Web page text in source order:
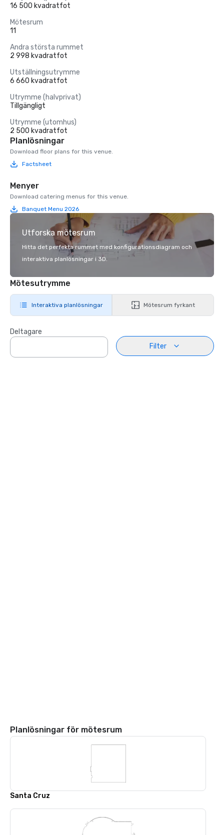
16 500 kvadratfot
Mötesrum
11
Andra största rummet
2 998 kvadratfot
Utställningsutrymme
6 660 kvadratfot
Utrymme (halvprivat)
Tillgängligt
Utrymme (utomhus)
2 500 kvadratfot
Planlösningar
Download floor plans for this venue.
Factsheet
Menyer
Download catering menus for this venue.
Banquet Menu 2026
Utforska mötesrum
Hitta det perfekta rummet med konfigurationsdiagram och
interaktiva planlösningar i 3D.
Mötesutrymme
Interaktiva planlösningar Mötesrum fyrkant
Deltagare
Filter
Planlösningar för mötesrum
Santa Cruz